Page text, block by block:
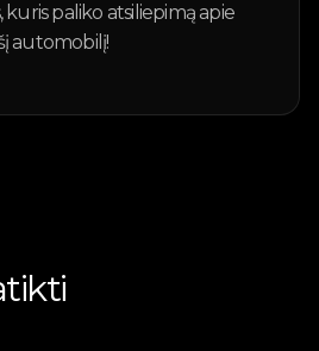
kuris paliko atsiliepimą apie
automobilį!